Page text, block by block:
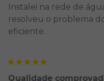
Instalei na rede de
resolveu o problema
eficiente.
Qualidade